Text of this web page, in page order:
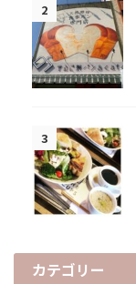
2
3
カテゴリー